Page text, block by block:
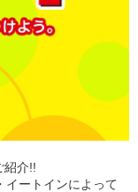
紹介!!
ートインによって